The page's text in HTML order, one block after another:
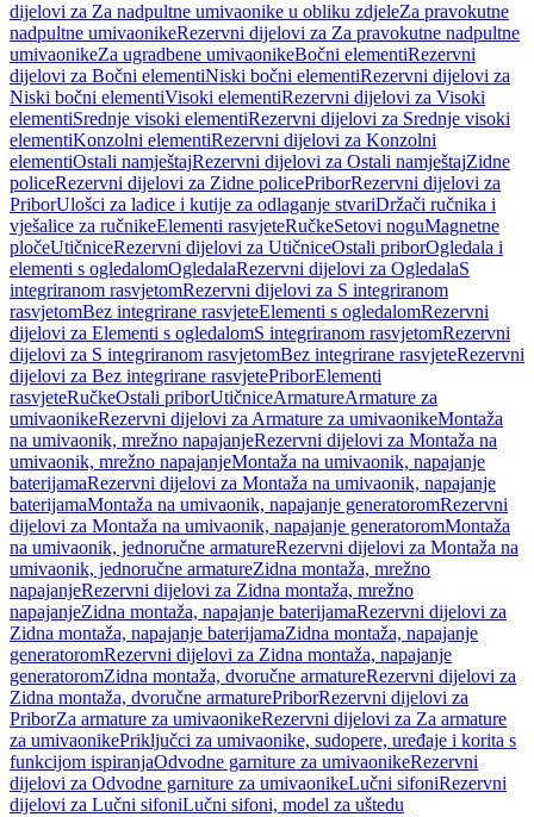
dijelovi za Za nadpultne umivaonike u obliku zdjeleZa pravokutne
nadpultne umivaonikeRezervni dijelovi za Za pravokutne nadpultne
umivaonikeZa ugradbene umivaonikeBočni elementiRezervni
dijelovi za Bočni elementiNiski bočni elementiRezervni dijelovi za
Niski bočni elementiVisoki elementiRezervni dijelovi za Visoki
elementiSrednje visoki elementiRezervni dijelovi za Srednje visoki
elementiKonzolni elementiRezervni dijelovi za Konzolni
elementiOstali namještajRezervni dijelovi za Ostali namještajZidne
policeRezervni dijelovi za Zidne policePriborRezervni dijelovi za
PriborUlošci za ladice i kutije za odlaganje stvariDržači ručnika i
vješalice za ručnikeElementi rasvjeteRučkeSetovi noguMagnetne
pločeUtičniceRezervni dijelovi za UtičniceOstali priborOgledala i
elementi s ogledalomOgledalaRezervni dijelovi za OgledalaS
integriranom rasvjetomRezervni dijelovi za S integriranom
rasvjetomBez integrirane rasvjeteElementi s ogledalomRezervni
dijelovi za Elementi s ogledalomS integriranom rasvjetomRezervni
dijelovi za S integriranom rasvjetomBez integrirane rasvjeteRezervni
dijelovi za Bez integrirane rasvjetePriborElementi
rasvjeteRučkeOstali priborUtičniceArmatureArmature za
umivaonikeRezervni dijelovi za Armature za umivaonikeMontaža
na umivaonik, mrežno napajanjeRezervni dijelovi za Montaža na
umivaonik, mrežno napajanjeMontaža na umivaonik, napajanje
baterijamaRezervni dijelovi za Montaža na umivaonik, napajanje
baterijamaMontaža na umivaonik, napajanje generatoromRezervni
dijelovi za Montaža na umivaonik, napajanje generatoromMontaža
na umivaonik, jednoručne armatureRezervni dijelovi za Montaža na
umivaonik, jednoručne armatureZidna montaža, mrežno
napajanjeRezervni dijelovi za Zidna montaža, mrežno
napajanjeZidna montaža, napajanje baterijamaRezervni dijelovi za
Zidna montaža, napajanje baterijamaZidna montaža, napajanje
generatoromRezervni dijelovi za Zidna montaža, napajanje
generatoromZidna montaža, dvoručne armatureRezervni dijelovi za
Zidna montaža, dvoručne armaturePriborRezervni dijelovi za
PriborZa armature za umivaonikeRezervni dijelovi za Za armature
za umivaonikePriključci za umivaonike, sudopere, uređaje i korita s
funkcijom ispiranjaOdvodne garniture za umivaonikeRezervni
dijelovi za Odvodne garniture za umivaonikeLučni sifoniRezervni
dijelovi za Lučni sifoniLučni sifoni, model za uštedu